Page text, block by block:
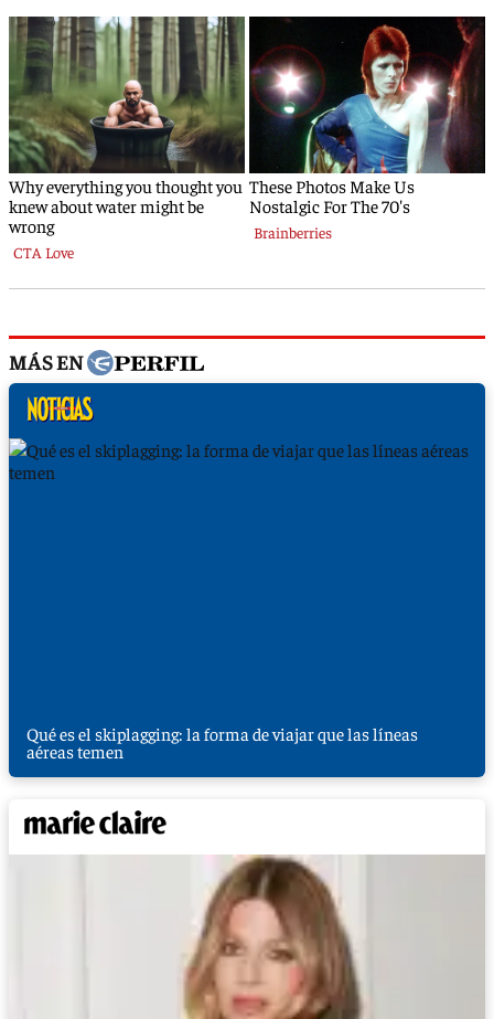
MÁS EN
Qué es el skiplagging: la forma de viajar que las líneas
aéreas temen